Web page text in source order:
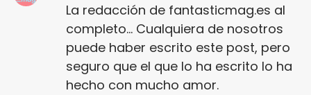
La redacción de fantasticmag.es al
completo... Cualquiera de nosotros
puede haber escrito este post, pero
seguro que el que lo ha escrito lo ha
hecho con mucho amor.